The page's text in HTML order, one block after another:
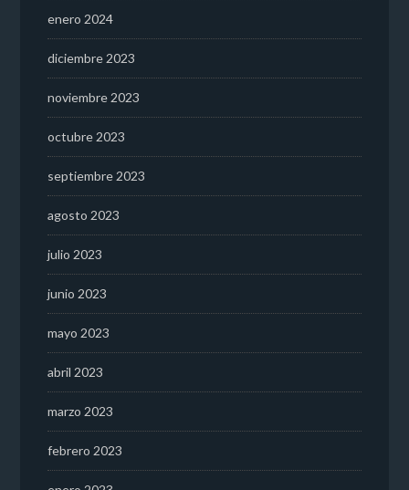
enero 2024
diciembre 2023
noviembre 2023
octubre 2023
septiembre 2023
agosto 2023
julio 2023
junio 2023
mayo 2023
abril 2023
marzo 2023
febrero 2023